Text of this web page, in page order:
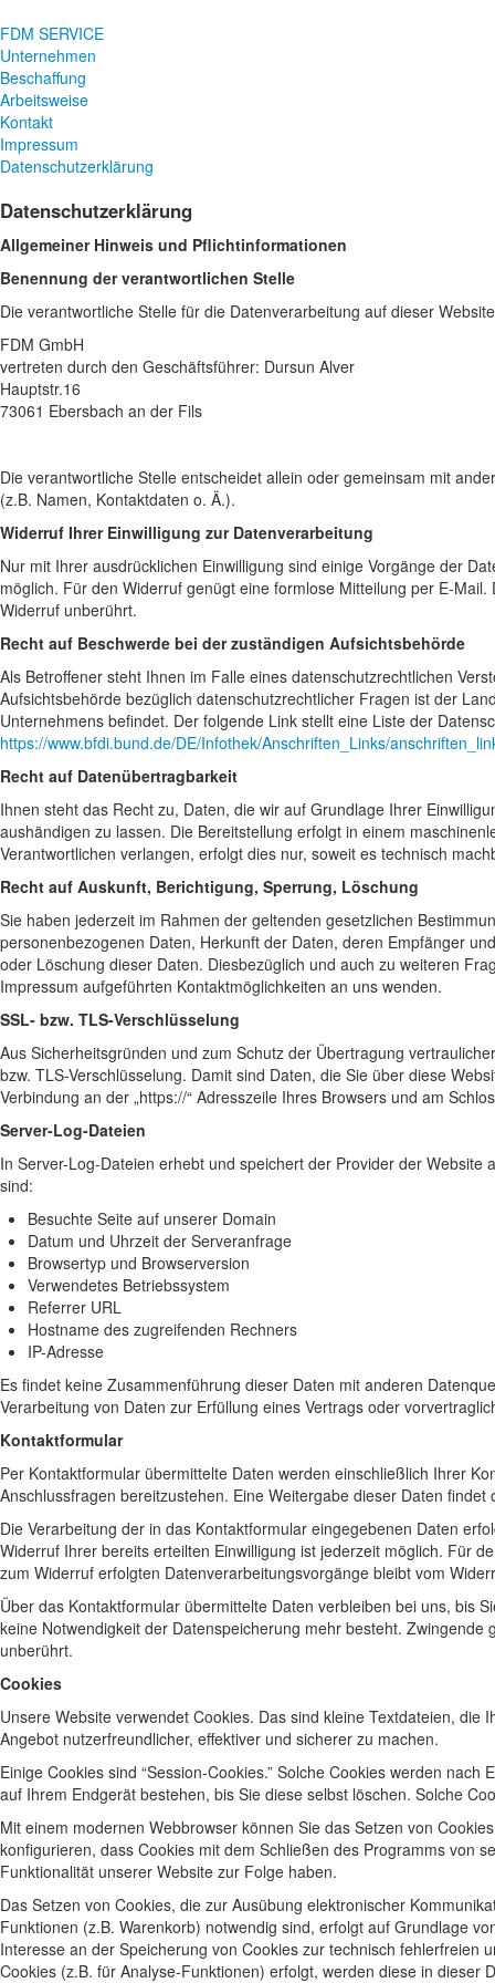
FDM SERVICE
Unternehmen
Beschaffung
Arbeitsweise
Kontakt
Impressum
Datenschutzerklärung
Datenschutzerklärung
Allgemeiner Hinweis und Pflichtinformationen
Benennung der verantwortlichen Stelle
Die verantwortliche Stelle für die Datenverarbeitung auf dieser
FDM GmbH
vertreten durch den Geschäftsführer: Dursun Alver
Hauptstr.16
73061 Ebersbach an der Fils
Die verantwortliche Stelle entscheidet allein oder gemeinsam mit
(z.B. Namen, Kontaktdaten o. Ä.).
Widerruf Ihrer Einwilligung zur Datenverarbeitung
Nur mit Ihrer ausdrücklichen Einwilligung sind einige Vorgänge der
möglich. Für den Widerruf genügt eine formlose Mitteilung per E-
Widerruf unberührt.
Recht auf Beschwerde bei der zuständigen Aufsichtsbehörde
Als Betroffener steht Ihnen im Falle eines datenschutzrechtlichen
Aufsichtsbehörde bezüglich datenschutzrechtlicher Fragen ist der
Unternehmens befindet. Der folgende Link stellt eine Liste der
https://www.bfdi.bund.de/DE/Infothek/Anschriften_Links/
Recht auf Datenübertragbarkeit
Ihnen steht das Recht zu, Daten, die wir auf Grundlage Ihrer
aushändigen zu lassen. Die Bereitstellung erfolgt in einem
Verantwortlichen verlangen, erfolgt dies nur, soweit es technisch
Recht auf Auskunft, Berichtigung, Sperrung, Löschung
Sie haben jederzeit im Rahmen der geltenden gesetzlichen
personenbezogenen Daten, Herkunft der Daten, deren Empfänger
oder Löschung dieser Daten. Diesbezüglich und auch zu weiteren
Impressum aufgeführten Kontaktmöglichkeiten an uns wenden.
SSL- bzw. TLS-Verschlüsselung
Aus Sicherheitsgründen und zum Schutz der Übertragung
bzw. TLS-Verschlüsselung. Damit sind Daten, die Sie über diese
Verbindung an der „https://“ Adresszeile Ihres Browsers und am
Server-Log-Dateien
In Server-Log-Dateien erhebt und speichert der Provider der
sind:
Besuchte Seite auf unserer Domain
Datum und Uhrzeit der Serveranfrage
Browsertyp und Browserversion
Verwendetes Betriebssystem
Referrer URL
Hostname des zugreifenden Rechners
IP-Adresse
Es findet keine Zusammenführung dieser Daten mit anderen
Verarbeitung von Daten zur Erfüllung eines Vertrags oder
Kontaktformular
Per Kontaktformular übermittelte Daten werden einschließlich Ihrer
Anschlussfragen bereitzustehen. Eine Weitergabe dieser Daten findet
Die Verarbeitung der in das Kontaktformular eingegebenen Daten
Widerruf Ihrer bereits erteilten Einwilligung ist jederzeit möglich. Für
zum Widerruf erfolgten Datenverarbeitungsvorgänge bleibt vom
Über das Kontaktformular übermittelte Daten verbleiben bei uns, bis
keine Notwendigkeit der Datenspeicherung mehr besteht.
unberührt.
Cookies
Unsere Website verwendet Cookies. Das sind kleine Textdateien,
Angebot nutzerfreundlicher, effektiver und sicherer zu machen.
Einige Cookies sind “Session-Cookies.” Solche Cookies werden
auf Ihrem Endgerät bestehen, bis Sie diese selbst löschen. Solche
Mit einem modernen Webbrowser können Sie das Setzen von
konfigurieren, dass Cookies mit dem Schließen des Programms von
Funktionalität unserer Website zur Folge haben.
Das Setzen von Cookies, die zur Ausübung elektronischer
Funktionen (z.B. Warenkorb) notwendig sind, erfolgt auf Grundlage
Interesse an der Speicherung von Cookies zur technisch
Cookies (z.B. für Analyse-Funktionen) erfolgt, werden diese in dieser